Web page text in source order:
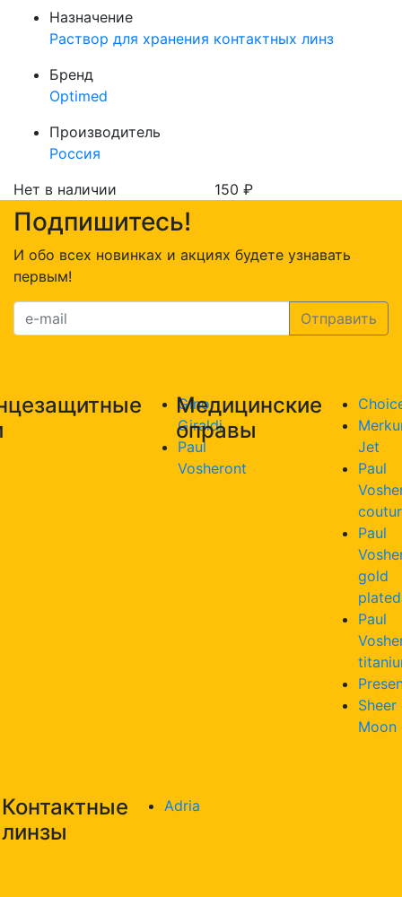
Назначение
Раствор для хранения контактных линз
Бренд
Optimed
Производитель
Россия
Нет в наличии
150 ₽
Подпишитесь!
И обо всех новинках и акциях будете узнавать
первым!
Gino
Giraldi
Paul
Vosheront
Медицинские
оправы
Jet
Paul
Paul
gold
plated
Paul
Sheer
Moon
Контактные
линзы
Adria